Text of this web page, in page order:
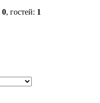
0, гостей: 1